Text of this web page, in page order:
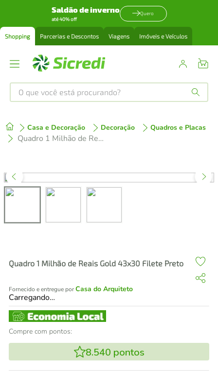
Saldão de inverno
até 40% off
Quero
Shopping Parcerias e Descontos Viagens Imóveis e Veículos
O que você está procurando?
Casa e Decoração Decoração Quadros e Placas
Quadro 1 Milhão de Reais Gold 43x30 Filete Preto
Quadro 1 Milhão de Reais Gold 43x30 Filete Preto
Fornecido e entregue porCasa do Arquiteto
Carregando…
Compre com pontos:
8.540 pontos
1º tenis
perfume